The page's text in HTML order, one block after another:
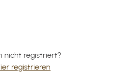
nicht registriert?
registrieren